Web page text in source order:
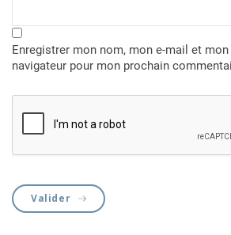
Enregistrer mon nom, mon e-mail et
navigateur pour mon prochain
Valider